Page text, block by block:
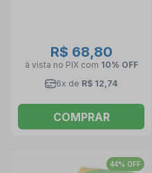
R$ 68,80
à vista no PIX com 10% OFF
6x de R$ 12,74
COMPRAR
44% OFF